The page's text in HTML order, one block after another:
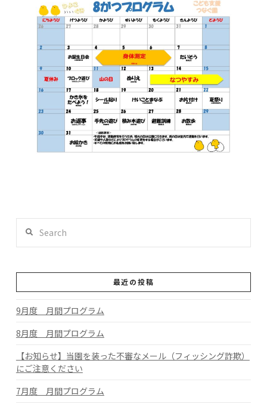
最近の投稿
9月度 月間プログラム
8月度 月間プログラム
【お知らせ】当園を装った不審なメール（フィッシング詐欺）
にご注意ください
7月度 月間プログラム